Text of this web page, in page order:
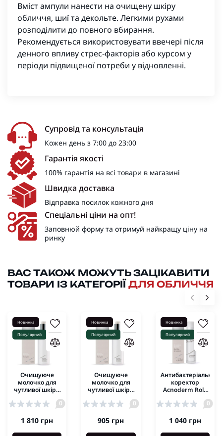
Вміст ампули нанести на очищену шкіру
обличчя, шиї та декольте. Легкими рухами
розподілити до повного вбирання.
Рекомендується використовувати ввечері після
денного впливу стрес‑факторів або курсом у
періоди підвищеної потреби у відновленні.
Супровід та консультація
Кожен день з 7:00 до 23:00
Гарантія якості
100% гарантія на всі товари в магазині
Швидка доставка
Відправка посилок кожного дня
Спеціальні ціни на опт!
Заповнюй форму та отримуй найкращу ціну на
ринку
ВАС ТАКОЖ МОЖУТЬ ЗАЦІКАВИТИ
ТОВАРИ ІЗ КАТЕГОРІЇ ДЛЯ ОБЛИЧЧЯ
Новинка
Популярний
Очищуюче
молочко для
чутливої шкіри
Алое Вера Aloe
Cleansing Milk
Dr.Spiller 200мл
0
1 810 грн
Новинка
Популярний
Очищуюче
молочко для
чутливої шкіри
Алое Вера Aloe
Cleansing Milk
Dr.Spiller 100мл
0
905 грн
Новинка
Популярний
Антибактеріальний
коректор
Acnoderm Roll-
10ml
0
1 040 грн